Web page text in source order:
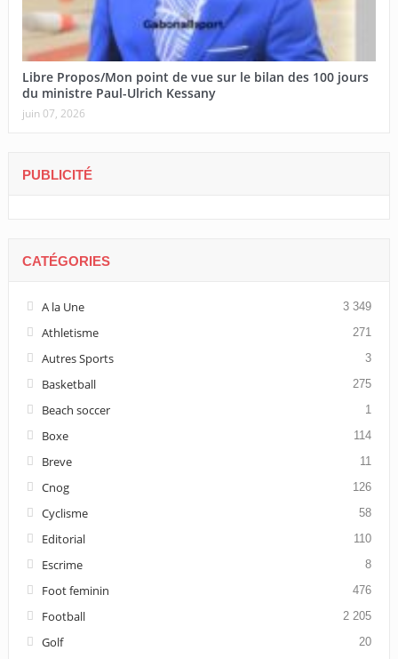
Libre Propos/Mon point de vue sur le bilan des 100 jours
du ministre Paul-Ulrich Kessany
juin 07, 2026
PUBLICITÉ
CATÉGORIES
A la Une 3 349
Athletisme 271
Autres Sports 3
Basketball 275
Beach soccer 1
Boxe 114
Breve 11
Cnog 126
Cyclisme 58
Editorial 110
Escrime 8
Foot feminin 476
Football 2 205
Golf 20